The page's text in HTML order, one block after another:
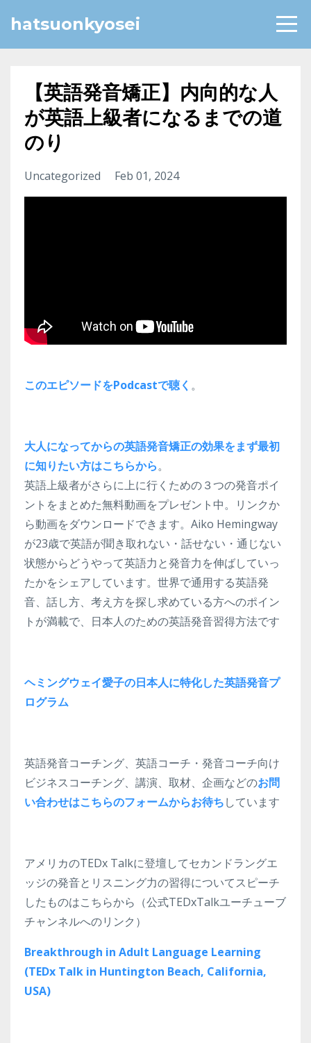
hatsuonkyosei
【英語発音矯正】内向的な人
が英語上級者になるまでの道
のり
Uncategorized Feb 01, 2024
このエピソードをPodcastで聴く 。
大人になってからの英語発音矯正の効果をまず最初
に知りたい方はこちらから。
英語上級者がさらに上に行くための３つの発音ポイ
ントをまとめた無料動画をプレゼント中。リンクか
ら動画をダウンロードできます。Aiko Hemingway
が23歳で英語が聞き取れない・話せない・通じない
状態からどうやって英語力と発音力を伸ばしていっ
たかをシェアしています。世界で通用する英語発
音、話し方、考え方を探し求めている方へのポイン
トが満載で、日本人のための英語発音習得方法です
ヘミングウェイ愛子の日本人に特化した英語発音プ
ログラム
英語発音コーチング、英語コーチ・発音コーチ向け
ビジネスコーチング、講演、取材、企画などのお問
い合わせはこちらのフォームからお待ちしています
アメリカのTEDx Talkに登壇してセカンドラングエ
ッジの発音とリスニング力の習得についてスピーチ
したものはこちらから（公式TEDxTalkユーチューブ
チャンネルへのリンク）
Breakthrough in Adult Language Learning
(TEDx Talk in Huntington Beach, California,
USA)